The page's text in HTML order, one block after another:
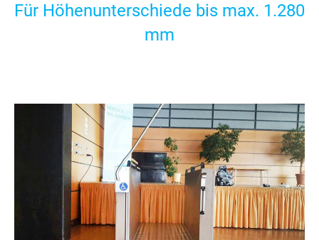
Für Höhenunterschiede bis max. 1.280
mm